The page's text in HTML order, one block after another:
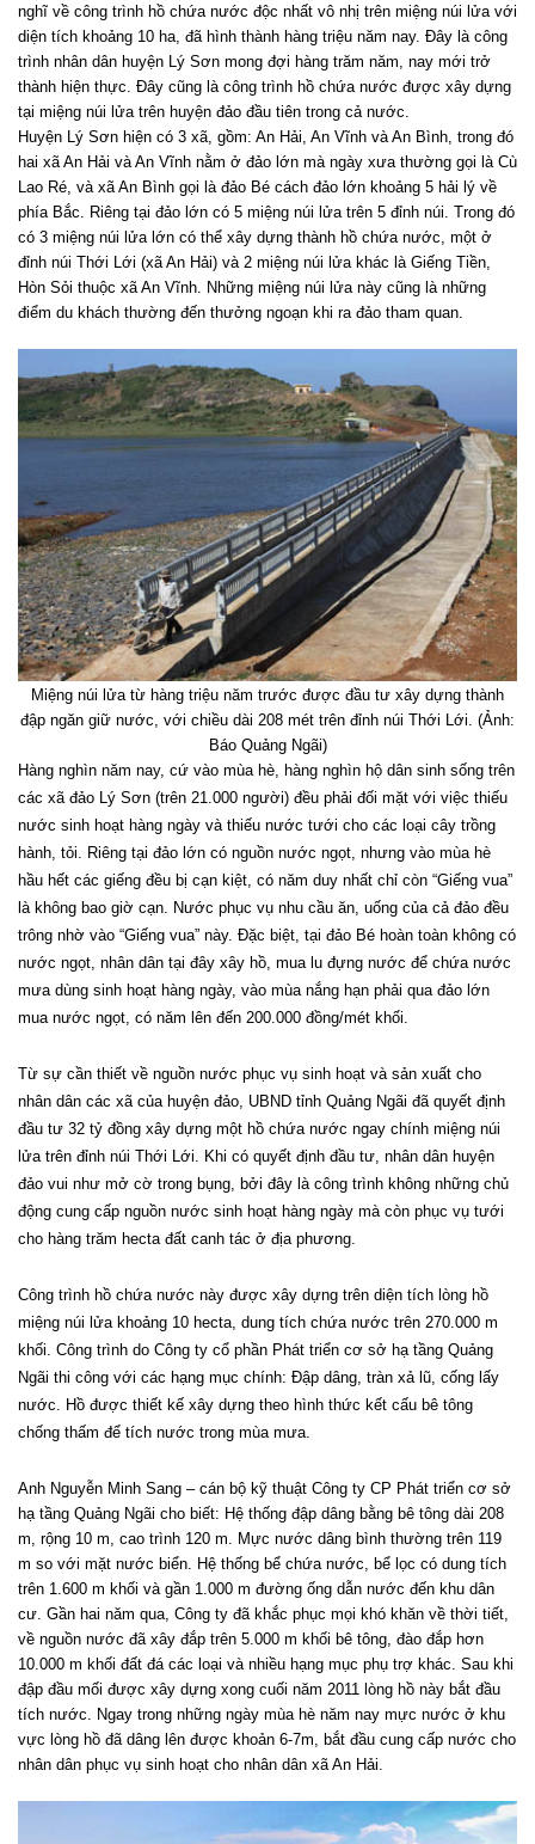
nghĩ về công trình hồ chứa nước độc nhất vô nhị trên miệng núi lửa với
diện tích khoảng 10 ha, đã hình thành hàng triệu năm nay. Đây là công
trình nhân dân huyện Lý Sơn mong đợi hàng trăm năm, nay mới trở
thành hiện thực. Đây cũng là công trình hồ chứa nước được xây dựng
tại miệng núi lửa trên huyện đảo đầu tiên trong cả nước.
Huyện Lý Sơn hiện có 3 xã, gồm: An Hải, An Vĩnh và An Bình, trong đó
hai xã An Hải và An Vĩnh nằm ở đảo lớn mà ngày xưa thường gọi là Cù
Lao Ré, và xã An Bình gọi là đảo Bé cách đảo lớn khoảng 5 hải lý về
phía Bắc. Riêng tại đảo lớn có 5 miệng núi lửa trên 5 đỉnh núi. Trong đó
có 3 miệng núi lửa lớn có thể xây dựng thành hồ chứa nước, một ở
đỉnh núi Thới Lới (xã An Hải) và 2 miệng núi lửa khác là Giếng Tiền,
Hòn Sỏi thuộc xã An Vĩnh. Những miệng núi lửa này cũng là những
điểm du khách thường đến thưởng ngoạn khi ra đảo tham quan.
Miệng núi lửa từ hàng triệu năm trước được đầu tư xây dựng thành
đập ngăn giữ nước, với chiều dài 208 mét trên đỉnh núi Thới Lới. (Ảnh:
Báo Quảng Ngãi)
Hàng nghìn năm nay, cứ vào mùa hè, hàng nghìn hộ dân sinh sống trên
các xã đảo Lý Sơn (trên 21.000 người) đều phải đối mặt với việc thiếu
nước sinh hoạt hàng ngày và thiếu nước tưới cho các loại cây trồng
hành, tỏi. Riêng tại đảo lớn có nguồn nước ngọt, nhưng vào mùa hè
hầu hết các giếng đều bị cạn kiệt, có năm duy nhất chỉ còn “Giếng vua”
là không bao giờ cạn. Nước phục vụ nhu cầu ăn, uống của cả đảo đều
trông nhờ vào “Giếng vua” này. Đặc biệt, tại đảo Bé hoàn toàn không có
nước ngọt, nhân dân tại đây xây hồ, mua lu đựng nước để chứa nước
mưa dùng sinh hoạt hàng ngày, vào mùa nắng hạn phải qua đảo lớn
mua nước ngọt, có năm lên đến 200.000 đồng/mét khối.
Từ sự cần thiết về nguồn nước phục vụ sinh hoạt và sản xuất cho
nhân dân các xã của huyện đảo, UBND tỉnh Quảng Ngãi đã quyết định
đầu tư 32 tỷ đồng xây dựng một hồ chứa nước ngay chính miệng núi
lửa trên đỉnh núi Thới Lới. Khi có quyết định đầu tư, nhân dân huyện
đảo vui như mở cờ trong bụng, bởi đây là công trình không những chủ
động cung cấp nguồn nước sinh hoạt hàng ngày mà còn phục vụ tưới
cho hàng trăm hecta đất canh tác ở địa phương.
Công trình hồ chứa nước này được xây dựng trên diện tích lòng hồ
miệng núi lửa khoảng 10 hecta, dung tích chứa nước trên 270.000 m
khối. Công trình do Công ty cổ phần Phát triển cơ sở hạ tầng Quảng
Ngãi thi công với các hạng mục chính: Đập dâng, tràn xả lũ, cống lấy
nước. Hồ được thiết kế xây dựng theo hình thức kết cấu bê tông
chống thấm để tích nước trong mùa mưa.
Anh Nguyễn Minh Sang – cán bộ kỹ thuật Công ty CP Phát triển cơ sở
hạ tầng Quảng Ngãi cho biết: Hệ thống đập dâng bằng bê tông dài 208
m, rộng 10 m, cao trình 120 m. Mực nước dâng bình thường trên 119
m so với mặt nước biển. Hệ thống bể chứa nước, bể lọc có dung tích
trên 1.600 m khối và gần 1.000 m đường ống dẫn nước đến khu dân
cư. Gần hai năm qua, Công ty đã khắc phục mọi khó khăn về thời tiết,
về nguồn nước đã xây đắp trên 5.000 m khối bê tông, đào đắp hơn
10.000 m khối đất đá các loại và nhiều hạng mục phụ trợ khác. Sau khi
đập đầu mối được xây dựng xong cuối năm 2011 lòng hồ này bắt đầu
tích nước. Ngay trong những ngày mùa hè năm nay mực nước ở khu
vực lòng hồ đã dâng lên được khoản 6-7m, bắt đầu cung cấp nước cho
nhân dân phục vụ sinh hoạt cho nhân dân xã An Hải.